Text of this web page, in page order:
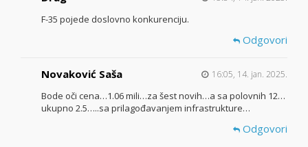
F-35 pojede doslovno konkurenciju.
Odgovori
Novaković Saša 16:05, 14. jan. 2025.
Bode oči cena…1.06 mili…za šest novih…a sa polovnih 12…
ukupno 2.5…..sa prilagođavanjem infrastrukture…
Odgovori